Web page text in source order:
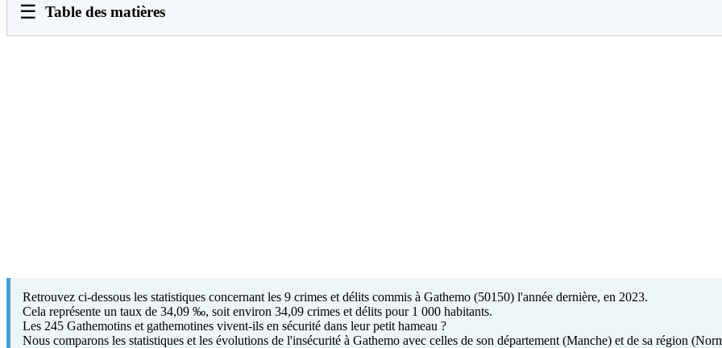
☰ Table des matières
Retrouvez ci-dessous les statistiques concernant les 9 crimes et délits commis à Gathemo (50150) l'année dernière, en 2023.
Cela représente un taux de 34,09 ‰, soit environ 34,09 crimes et délits pour 1 000 habitants.
Les 245 Gathemotins et gathemotines vivent-ils en sécurité dans leur petit hameau ?
Nous comparons les statistiques et les évolutions de l'insécurité à Gathemo avec celles de son département (Manche) et de sa région